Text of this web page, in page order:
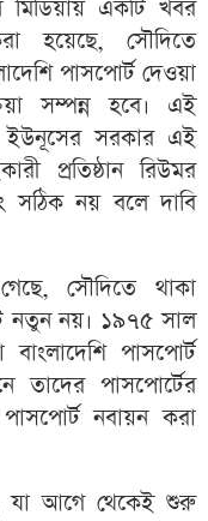
মিডিয়ায় একটি খবর
হয়েছে, সৌদিতে
পাসপোর্ট দেওয়া
সম্পন্ন হবে। এই
ইউনূসের সরকার এই
প্রতিষ্ঠান রিউমর
সঠিক নয় বলে দাবি
সৌদিতে থাকা
নতুন নয়। ১৯৭৫ সাল
পাসপোর্ট
তাদের পাসপোর্টের
নবায়ন করা
যা আগে থেকেই শুরু